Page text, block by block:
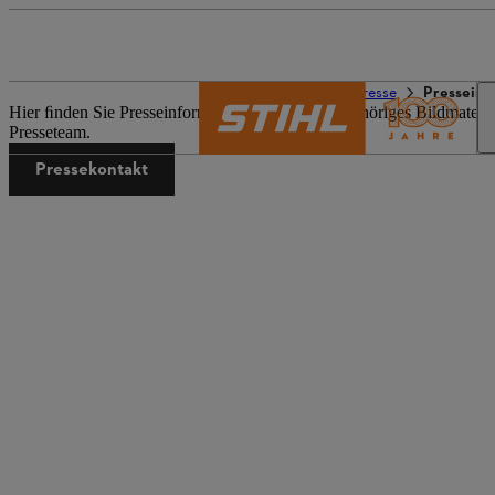
Presse
Hier ﬁnden Sie Presseinformationen sowie dazugehöriges
Presseteam.
Pressekontakt